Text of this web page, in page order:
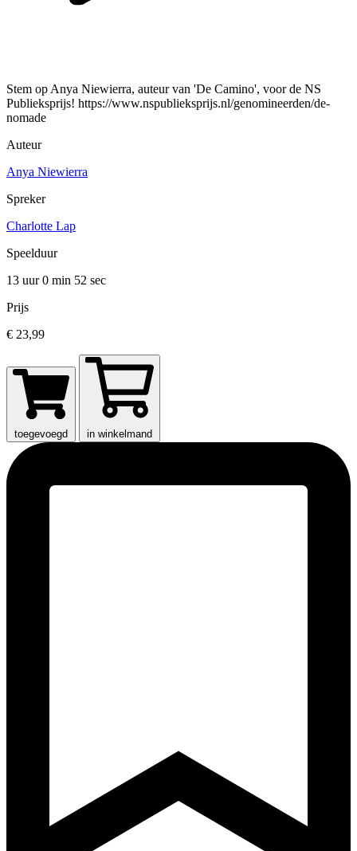
Stem op Anya Niewierra, auteur van 'De Camino', voor de NS
Publieksprijs! https://www.nspublieksprijs.nl/genomineerden/de-
nomade
Auteur
Anya Niewierra
Spreker
Charlotte Lap
Speelduur
13 uur 0 min 52 sec
Prijs
€ 23,99
toegevoegd in winkelmand